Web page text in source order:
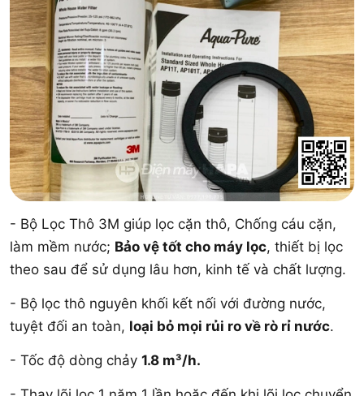
- Bộ Lọc Thô 3M giúp lọc cặn thô, Chống cáu cặn,
làm mềm nước; Bảo vệ tốt cho máy lọc, thiết bị lọc
theo sau để sử dụng lâu hơn, kinh tế và chất lượng.
- Bộ lọc thô nguyên khối kết nối với đường nước,
tuyệt đối an toàn, loại bỏ mọi rủi ro về rò rỉ nước.
- Tốc độ dòng chảy 1.8 m³/h.